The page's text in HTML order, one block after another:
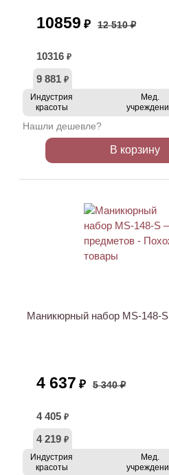
10859 ₽ 12 510 ₽
10316 ₽
9 881 ₽
Индустрия
красоты
Мед.
Нашли дешевле?
В корзину
Маникюрный набор MS-148-
4 637 ₽ 5 340 ₽
4 405 ₽
4 219 ₽
Индустрия
красоты
Мед.